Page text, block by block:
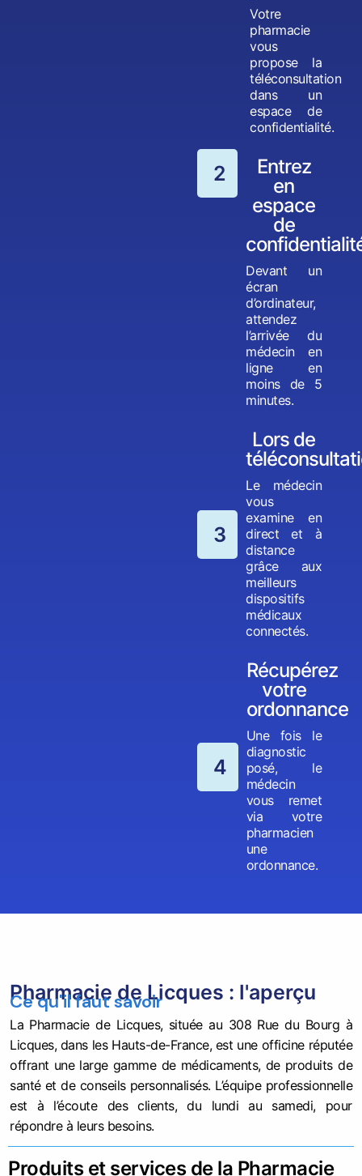
Votre
pharmacie
vous
propose la
téléconsultation
dans un
espace de
confidentialité.
2
Entrez
en
espace
de
Devant un
écran
d’ordinateur,
attendez
l’arrivée du
médecin en
ligne en
moins de 5
minutes.
3
Lors de
Le médecin
vous
examine en
direct et à
distance
grâce aux
meilleurs
dispositifs
médicaux
connectés.
4
Récupérez
votre
ordonnance
Une fois le
diagnostic
posé, le
médecin
vous remet
via votre
pharmacien
une
ordonnance.
Pharmacie de Licques : l'aperçu
Ce qu'il faut savoir
La Pharmacie de Licques, située au 308 Rue du Bourg à
Licques, dans les Hauts-de-France, est une officine réputée
offrant une large gamme de médicaments, de produits de
santé et de conseils personnalisés. L’équipe professionnelle
est à l’écoute des clients, du lundi au samedi, pour
répondre à leurs besoins.
Produits et services de la Pharmacie